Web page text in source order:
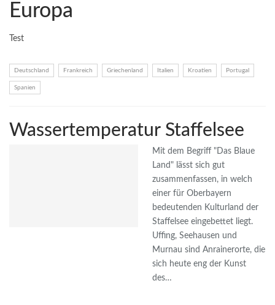
Europa
Test
Deutschland Frankreich Griechenland Italien Kroatien Portugal
Spanien
Wassertemperatur Staffelsee
Mit dem Begriff "Das Blaue
Land" lässt sich gut
zusammenfassen, in welch
einer für Oberbayern
bedeutenden Kulturland der
Staffelsee eingebettet liegt.
Uffing, Seehausen und
Murnau sind Anrainerorte, die
sich heute eng der Kunst
des…